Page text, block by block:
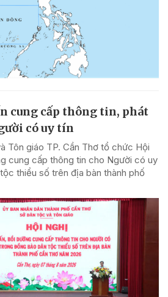
cung cấp thông tin, phát
có uy tín
Tôn giáo TP. Cần Thơ tổ chức Hội
cung cấp thông tin cho Người có uy
thiểu số trên địa bàn thành phố